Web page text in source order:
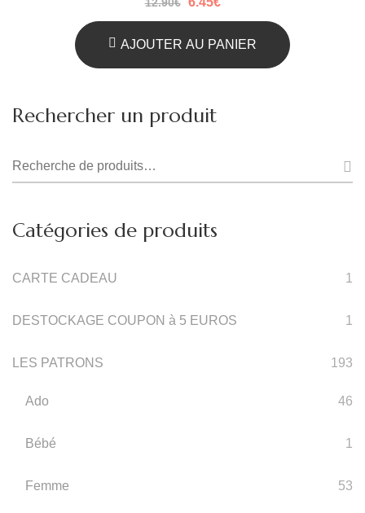
était :
12.90€.
est :
6.45€.
AJOUTER AU PANIER
Rechercher un produit
Recherche
Catégories de produits
CARTE CADEAU 1
DESTOCKAGE COUPON à 5 EUROS 1
LES PATRONS 193
Ado 46
Bébé 1
Femme 53